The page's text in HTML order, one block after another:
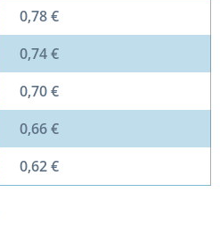
0,78 €
0,74 €
0,70 €
0,66 €
0,62 €